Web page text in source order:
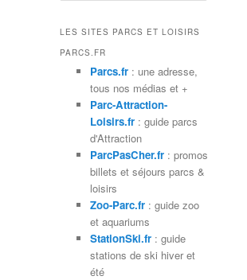
h
e
LES SITES PARCS ET LOISIRS
PARCS.FR
Parcs.fr: une adresse,
tous nos médias et +
Parc-Attraction-
Loisirs.fr: guide parcs
d'Attraction
ParcPasCher.fr: promos
billets et séjours parcs &
loisirs
Zoo-Parc.fr: guide zoo
et aquariums
StationSki.fr: guide
stations de ski hiver et
été